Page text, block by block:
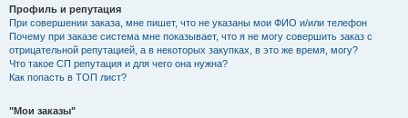
Профиль и репутация
При совершении заказа, мне пишет, что не указаны мои ФИО и/или телефон
Почему при заказе система мне показывает, что я не могу совершить заказ с
отрицательной репутацией, а в некоторых закупках, в это же время, могу?
Что такое СП репутация и для чего она нужна?
Как попасть в ТОП лист?
"Мои заказы"